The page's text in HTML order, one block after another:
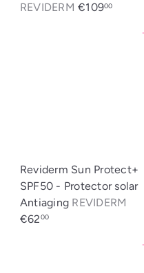
REVIDERM€10900
Reviderm Sun Protect+
SPF50 - Protector solar
Antiaging REVIDERM
€6200